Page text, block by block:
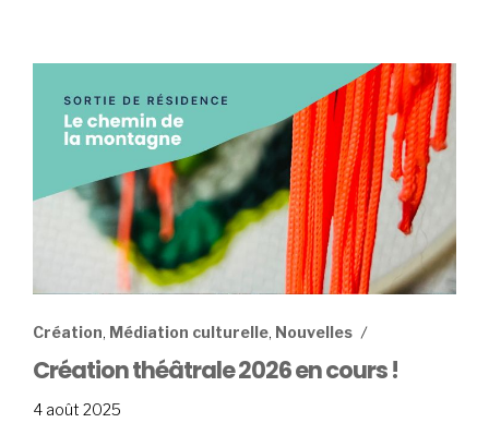
Création, Médiation culturelle, Nouvelles
Création théâtrale 2026 en cours !
4 août 2025